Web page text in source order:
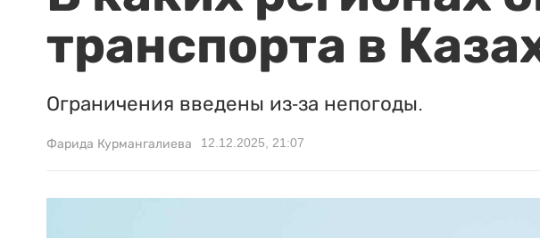
транспорта в
Ограничения введены из-за непогоды.
Фарида Курмангалиева 12.12.2025, 21:07